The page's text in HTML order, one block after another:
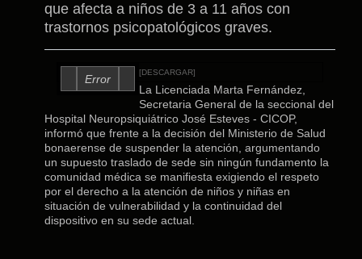
que afecta a niños de 3 a 11 años con
trastornos psicopatológicos graves.
Error
[DESCARGAR]
La Licenciada Marta Fernández,
Secretaria General de la seccional del
Hospital Neuropsiquiátrico José Esteves - CICOP,
informó que frente a la decisión del Ministerio de Salud
bonaerense de suspender la atención, argumentando
un supuesto traslado de sede sin ningún fundamento la
comunidad médica se manifiesta exigiendo el respeto
por el derecho a la atención de niños y niñas en
situación de vulnerabilidad y la continuidad del
dispositivo en su sede actual.